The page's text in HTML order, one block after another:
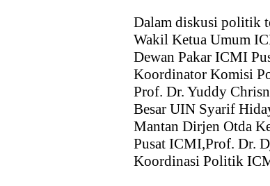
Dalam diskusi politik
Wakil Ketua Umum
Dewan Pakar ICMI
Koordinator Komisi
Prof. Dr. Yuddy
Besar UIN Syarif
Mantan Dirjen Otda
Pusat ICMI,Prof. Dr.
Koordinasi Politik